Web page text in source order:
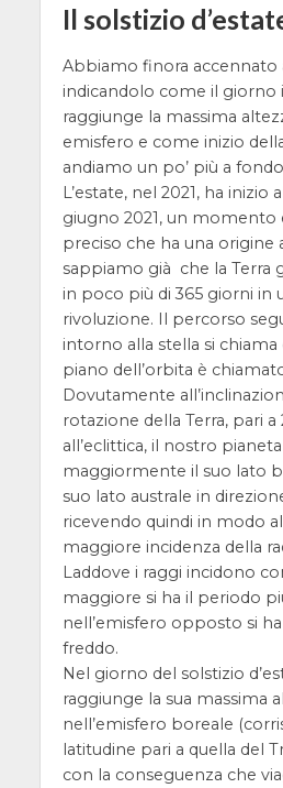
Il solstizio
Abbiamo finora accennato
indicandolo come il giorno
raggiunge la massima
emisfero e come inizio
andiamo un po’ più a
L’estate, nel 2021, ha inizio
giugno 2021, un
preciso che ha una origine
sappiamo già che la Terra
in poco più di 365 giorni in
rivoluzione. Il percorso
intorno alla stella si
piano dell’orbita è
Dovutamente
rotazione della Terra, pari a
all’eclittica, il nostro
maggiormente il suo lato
suo lato australe in
ricevendo quindi in modo
maggiore incidenza della
Laddove i raggi incidono
maggiore si ha il periodo
nell’emisfero opposto si
freddo.
Nel giorno del solstizio
raggiunge la sua massima
nell’emisfero boreale
latitudine pari a quella del
con la conseguenza che